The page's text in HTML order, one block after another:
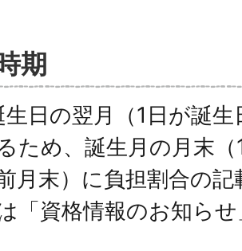
期
日の翌月（1日が誕
ため、誕生月の月末
月末）に負担割合の
「資格情報のお知ら